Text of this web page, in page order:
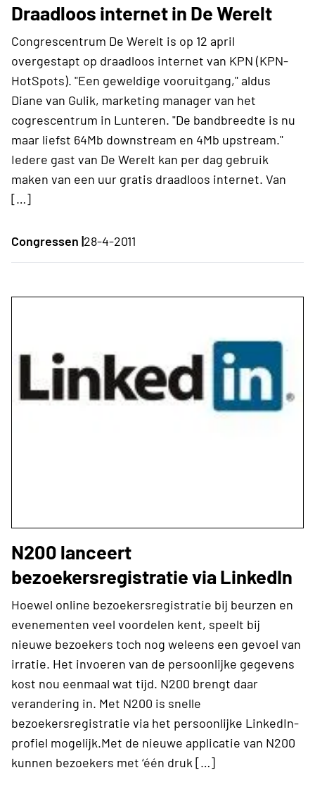
Draadloos internet in De Werelt
Congrescentrum De Werelt is op 12 april
overgestapt op draadloos internet van KPN (KPN-
HotSpots). "Een geweldige vooruitgang," aldus
Diane van Gulik, marketing manager van het
cogrescentrum in Lunteren. "De bandbreedte is nu
maar liefst 64Mb downstream en 4Mb upstream."
Iedere gast van De Werelt kan per dag gebruik
maken van een uur gratis draadloos internet. Van
[…]
Congressen |28-4-2011
N200 lanceert
bezoekersregistratie via LinkedIn
Hoewel online bezoekersregistratie bij beurzen en
evenementen veel voordelen kent, speelt bij
nieuwe bezoekers toch nog weleens een gevoel van
irratie. Het invoeren van de persoonlijke gegevens
kost nou eenmaal wat tijd. N200 brengt daar
verandering in. Met N200 is snelle
bezoekersregistratie via het persoonlijke LinkedIn-
profiel mogelijk.Met de nieuwe applicatie van N200
kunnen bezoekers met ‘één druk […]